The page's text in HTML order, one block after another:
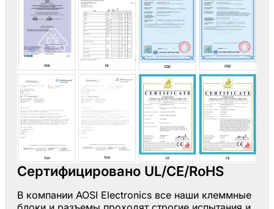
Сертифицировано UL/CE/RoHS
В компании AOSI Electronics все наши клеммные